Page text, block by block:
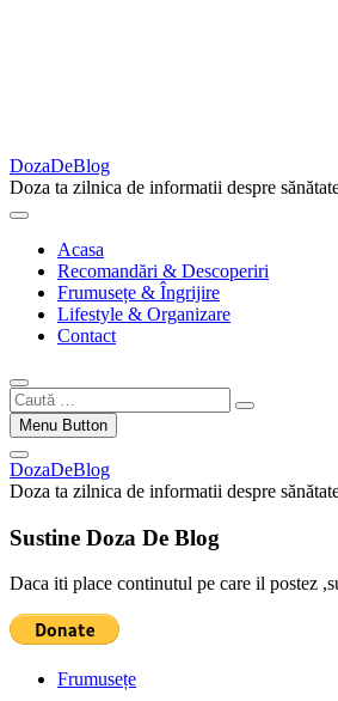
DozaDeBlog
Doza ta zilnica de informatii despre
Acasa
Recomandări & Descoperiri
Frumusețe & Îngrijire
Lifestyle & Organizare
Contact
Caută
…Menu Button
DozaDeBlog
Doza ta zilnica de informatii despre
Sustine Doza De Blog
Daca iti place continutul pe care il postez
Frumusețe